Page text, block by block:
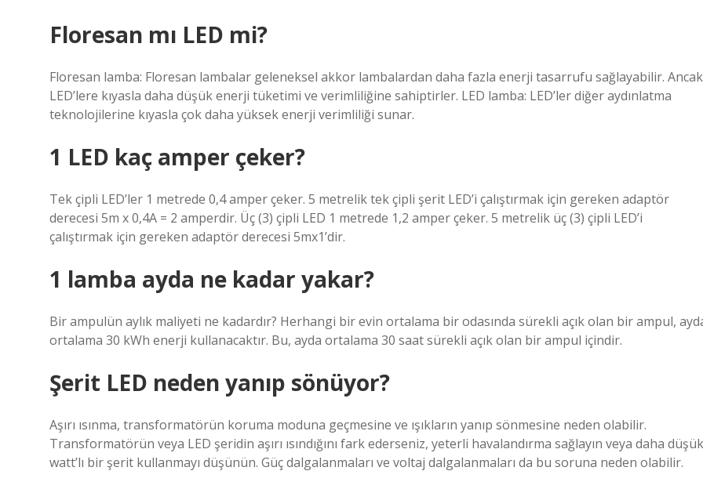
Floresan mı LED mi?
Floresan lamba: Floresan lambalar geleneksel akkor lambalardan daha fazla enerji tasarrufu sağlayabilir.
LED’lere kıyasla daha düşük enerji tüketimi ve verimliliğine sahiptirler. LED lamba: LED’ler diğer aydınlatma
teknolojilerine kıyasla çok daha yüksek enerji verimliliği sunar.
1 LED kaç amper çeker?
Tek çipli LED’ler 1 metrede 0,4 amper çeker. 5 metrelik tek çipli şerit LED’i çalıştırmak için gereken adaptör
derecesi 5m x 0,4A = 2 amperdir. Üç (3) çipli LED 1 metrede 1,2 amper çeker. 5 metrelik üç (3) çipli LED’i
çalıştırmak için gereken adaptör derecesi 5mx1’dir.
1 lamba ayda ne kadar yakar?
Bir ampulün aylık maliyeti ne kadardır? Herhangi bir evin ortalama bir odasında sürekli açık olan bir ampul,
ortalama 30 kWh enerji kullanacaktır. Bu, ayda ortalama 30 saat sürekli açık olan bir ampul içindir.
Şerit LED neden yanıp sönüyor?
Aşırı ısınma, transformatörün koruma moduna geçmesine ve ışıkların yanıp sönmesine neden olabilir.
Transformatörün veya LED şeridin aşırı ısındığını fark ederseniz, yeterli havalandırma sağlayın veya daha düşük
watt’lı bir şerit kullanmayı düşünün. Güç dalgalanmaları ve voltaj dalgalanmaları da bu soruna neden olabilir.